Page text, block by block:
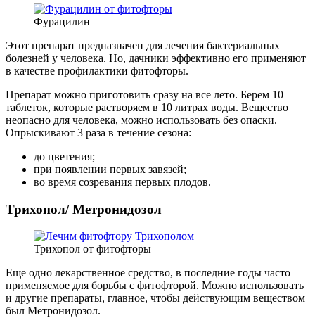
Фурацилин
Этот препарат предназначен для лечения бактериальных
болезней у человека. Но, дачники эффективно его применяют
в качестве профилактики фитофторы.
Препарат можно приготовить сразу на все лето. Берем 10
таблеток, которые растворяем в 10 литрах воды. Вещество
неопасно для человека, можно использовать без опаски.
Опрыскивают 3 раза в течение сезона:
до цветения;
при появлении первых завязей;
во время созревания первых плодов.
Трихопол/ Метронидозол
Трихопол от фитофторы
Еще одно лекарственное средство, в последние годы часто
применяемое для борьбы с фитофторой. Можно использовать
и другие препараты, главное, чтобы действующим веществом
был Метронидозол.